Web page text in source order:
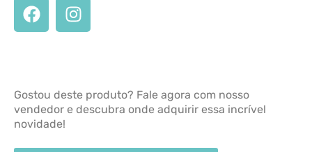
Gostou deste produto? Fale agora com nosso
vendedor e descubra onde adquirir essa incrível
novidade!